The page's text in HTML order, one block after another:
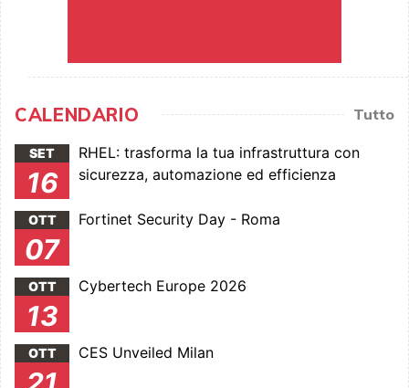
CALENDARIO Tutto
SET
16
RHEL: trasforma la tua infrastruttura con
sicurezza, automazione ed efficienza
OTT
07
Fortinet Security Day - Roma
OTT
13
Cybertech Europe 2026
OTT CES Unveiled Milan